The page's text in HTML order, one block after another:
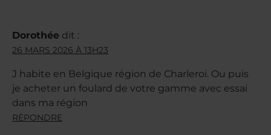
Dorothée dit :
26 MARS 2026 À 13H23
J habite en Belgique région de Charleroi. Ou puis
je acheter un foulard de votre gamme avec essai
dans ma région
RÉPONDRE